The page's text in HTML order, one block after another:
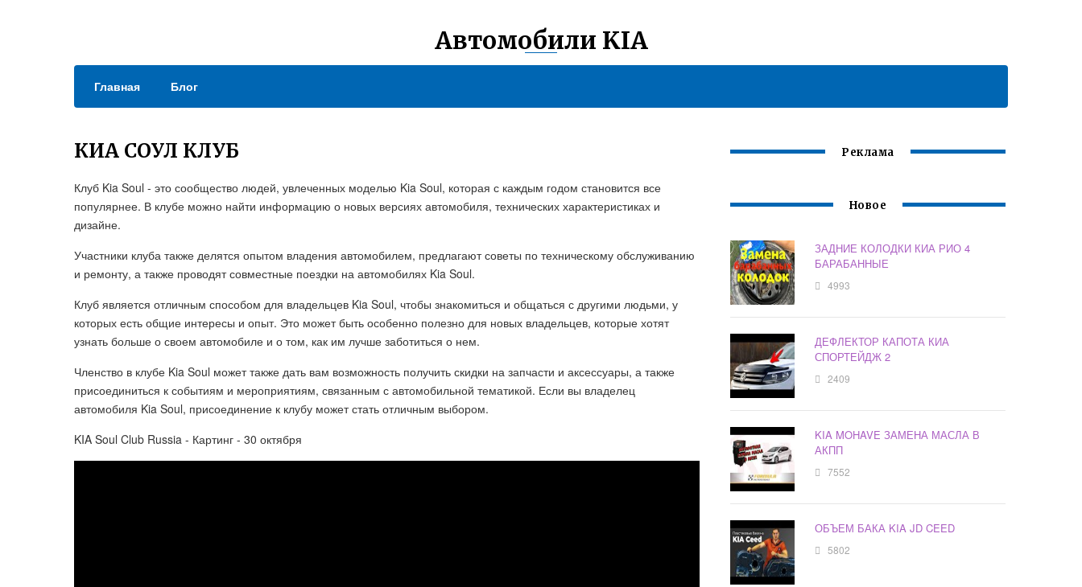
Автомобили KIA
Главная Блог
КИА СОУЛ КЛУБ
Клуб Kia Soul - это сообщество людей, увлеченных моделью Kia Soul, которая с каждым годом становится все
популярнее. В клубе можно найти информацию о новых версиях автомобиля, технических характеристиках и
дизайне.
Участники клуба также делятся опытом владения автомобилем, предлагают советы по техническому обслуживанию
и ремонту, а также проводят совместные поездки на автомобилях Kia Soul.
Клуб является отличным способом для владельцев Kia Soul, чтобы знакомиться и общаться с другими людьми, у
которых есть общие интересы и опыт. Это может быть особенно полезно для новых владельцев, которые хотят
узнать больше о своем автомобиле и о том, как им лучше заботиться о нем.
Членство в клубе Kia Soul может также дать вам возможность получить скидки на запчасти и аксессуары, а также
присоединиться к событиям и мероприятиям, связанным с автомобильной тематикой. Если вы владелец
автомобиля Kia Soul, присоединение к клубу может стать отличным выбором.
KIA Soul Club Russia - Картинг - 30 октября
Реклама
Новое
ЗАДНИЕ КОЛОДКИ КИА РИО 4
БАРАБАННЫЕ
4993
ДЕФЛЕКТОР КАПОТА КИА
СПОРТЕЙДЖ 2
2409
KIA MOHAVE ЗАМЕНА МАСЛА В
АКПП
7552
ОБЪЕМ БАКА KIA JD CEED
5802